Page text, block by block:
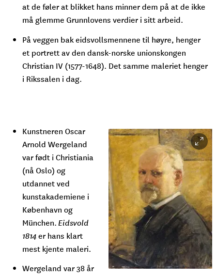
at de føler at blikket hans minner dem på at de ikke
må glemme Grunnlovens verdier i sitt arbeid.
På veggen bak eidsvollsmennene til høyre, henger
et portrett av den dansk-norske unionskongen
Christian IV (1577-1648). Det samme maleriet henger
i Rikssalen i dag.
Kunstneren Oscar
Arnold Wergeland
var født i Christiania
(nå Oslo) og
utdannet ved
kunstakademiene i
København og
München. Eidsvold
1814er hans klart
mest kjente maleri.
Wergeland var 38 år